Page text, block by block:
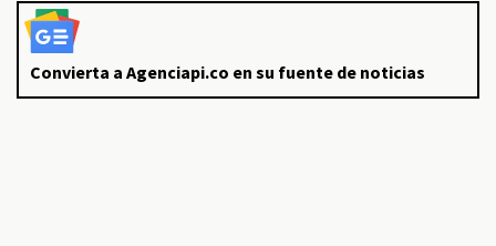
Convierta a Agenciapi.co en su fuente de noticias